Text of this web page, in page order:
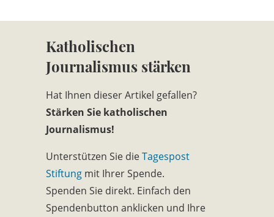
Katholischen
Journalismus stärken
Hat Ihnen dieser Artikel gefallen?
Stärken Sie katholischen
Journalismus!
Unterstützen Sie dieTagespost
Stiftung mit Ihrer Spende.
Spenden Sie direkt. Einfach den
Spendenbutton anklicken und Ihre